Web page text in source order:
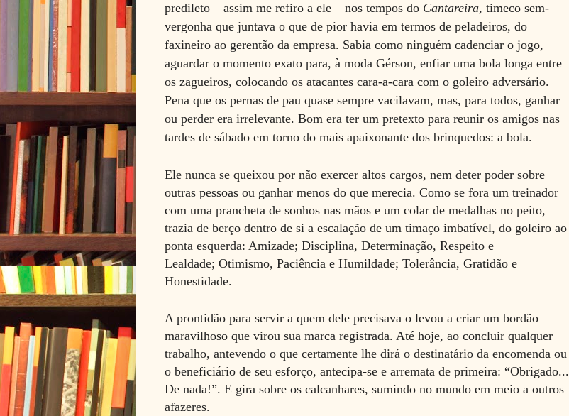
predileto – assim me refiro a ele – nos tempos do Cantareira, timeco sem-
vergonha que juntava o que de pior havia em termos de peladeiros, do
faxineiro ao gerentão da empresa. Sabia como ninguém cadenciar o jogo,
aguardar o momento exato para, à moda Gérson, enfiar uma bola longa entre
os zagueiros, colocando os atacantes cara-a-cara com o goleiro adversário.
Pena que os pernas de pau quase sempre vacilavam, mas, para todos, ganhar
ou perder era irrelevante. Bom era ter um pretexto para reunir os amigos nas
tardes de sábado em torno do mais apaixonante dos brinquedos: a bola.
Ele nunca se queixou por não exercer altos cargos, nem deter poder sobre
outras pessoas ou ganhar menos do que merecia. Como se fora um treinador
com uma prancheta de sonhos nas mãos e um colar de medalhas no peito,
trazia de berço dentro de si a escalação de um timaço imbatível, do goleiro ao
ponta esquerda: Amizade; Disciplina, Determinação, Respeito e
Lealdade; Otimismo, Paciência e Humildade; Tolerância, Gratidão e
Honestidade.
A prontidão para servir a quem dele precisava o levou a criar um bordão
maravilhoso que virou sua marca registrada. Até hoje, ao concluir qualquer
trabalho, antevendo o que certamente lhe dirá o destinatário da encomenda ou
o beneficiário de seu esforço, antecipa-se e arremata de primeira: “Obrigado...
De nada!”. E gira sobre os calcanhares, sumindo no mundo em meio a outros
afazeres.